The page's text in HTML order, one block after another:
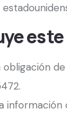
obligación